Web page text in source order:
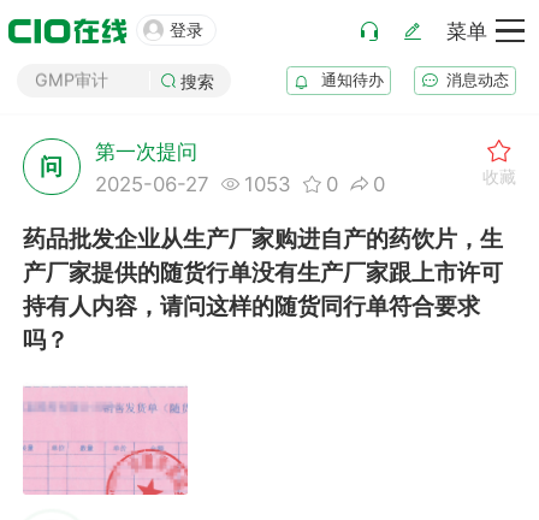
 登录 菜单
药厂筹建
GSP审计
化妆品注册
医疗器械注册
药品注册
药品上市后变更
搜索 通知待办 消息动态
问
第一次提问
2025-06-27
1053 0 0 收藏
药品批发企业从生产厂家购进自产的药饮片，生
产厂家提供的随货行单没有生产厂家跟上市许可
持有人内容，请问这样的随货同行单符合要求
吗？